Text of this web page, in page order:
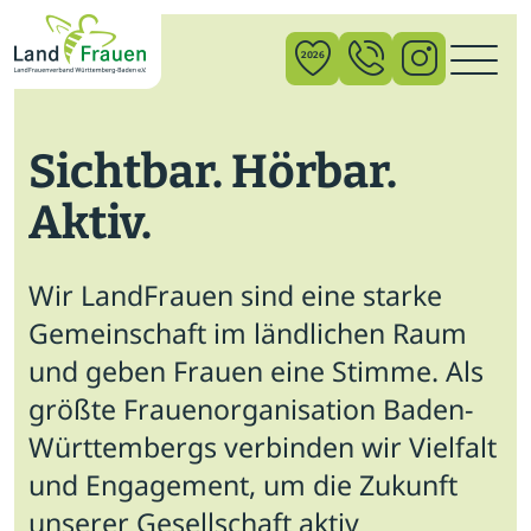
2026
Sichtbar. Hörbar.
Aktiv.
Wir LandFrauen sind eine starke
Gemeinschaft im ländlichen Raum
und geben Frauen eine Stimme. Als
größte Frauenorganisation Baden-
Württembergs verbinden wir Vielfalt
und Engagement, um die Zukunft
unserer Gesellschaft aktiv
×
News
Verband
Politik
Bildung
Gemeinschaft
Vor Ort
Startseite